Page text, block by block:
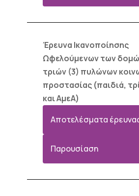
Έρευνα Ικανοποίησης
Ωφελούμενων των
τριών (3) πυλώνων
προστασίας (παιδιά,
και ΑμεΑ)
Αποτελέσματα
Παρουσίαση